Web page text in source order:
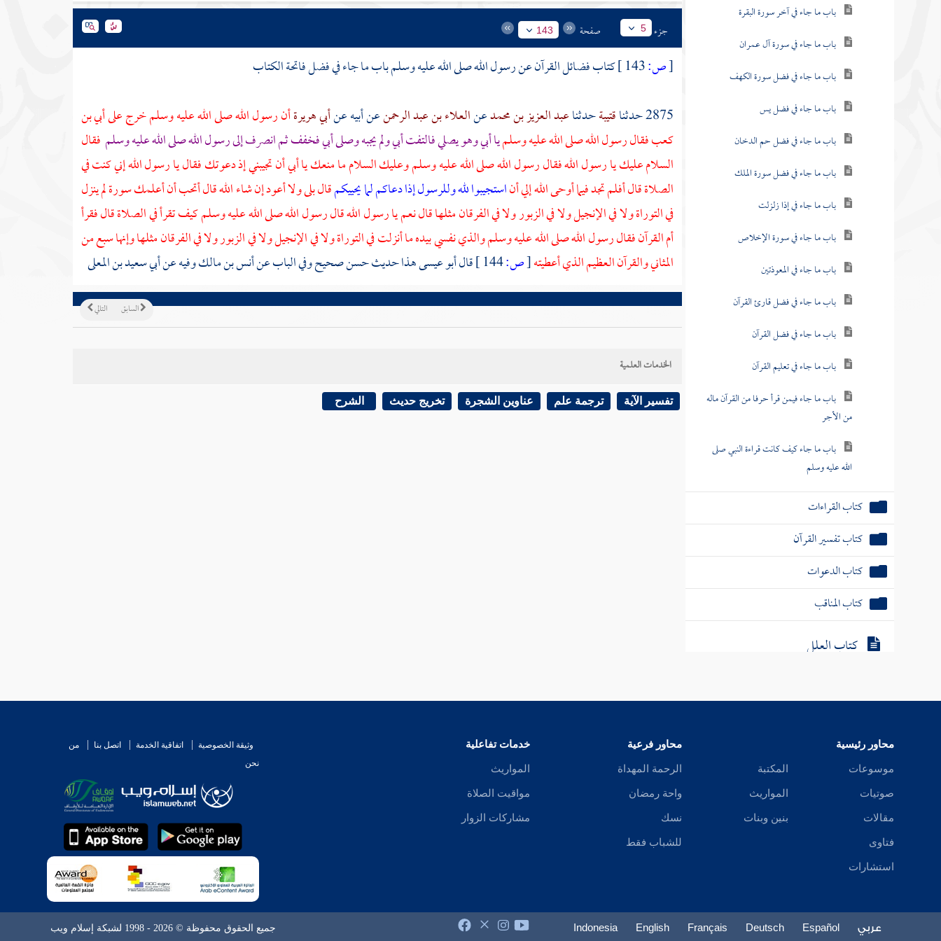
باب ما جاء في آخر سورة البقرة
باب ما جاء في سورة آل عمران
باب ما جاء في فضل سورة الكهف
باب ما جاء في فضل يس
باب ما جاء في فضل حم الدخان
باب ما جاء في فضل سورة الملك
باب ما جاء في إذا زلزلت
باب ما جاء في سورة الإخلاص
باب ما جاء في المعوذتين
باب ما جاء في فضل قارئ القرآن
باب ما جاء في فضل القرآن
باب ما جاء في تعليم القرآن
باب ما جاء فيمن قرأ حرفا من القرآن ماله
من الأجر
باب ما جاء كيف كانت قراءة النبي صلى
الله عليه وسلم
كتاب القراءات
كتاب تفسير القرآن
كتاب الدعوات
كتاب المناقب
كتاب العلل
جزء 5 صفحة 143
[ص:
كتاب فضائل القرآن عن رسول الله صلى الله عليه وسلم باب ما جاء في فضل فاتحة الكتاب
2875 حدثنا
قتيبةحدثناعبد العزيز بن محمدعنالعلاء بن عبد الرحمنعنأبيهعنأبي هريرةأن رسول الله صلى الله عليه وسلم خرج علىأبي بن
كعبفقال رسول الله صلى الله عليه وسلمياأبيوهو يصلي فالتفتأبيولم يجبه وصلىأبيفخفف ثم انصرف إلى رسول الله صلى الله عليه وسلم فقال
السلام عليك يا رسول الله فقال رسول الله صلى الله عليه وسلم وعليك السلام ما منعك ياأبيأن تجيبني إذ دعوتك فقال يا رسول الله إني كنت في
الصلاة قال أفلم تجد فيما أوحى الله إلي أناستجيبوا لله وللرسول إذا دعاكم لما يحييكمقال بلى ولا أعود إن شاء الله قال أتحب أن أعلمك سورة لم ينزل
في التوراة ولا في الإنجيل ولا في الزبور ولا في الفرقان مثلها قال نعم يا رسول الله قال رسول الله صلى الله عليه وسلم كيف تقرأ في الصلاة قال فقرأ
أم القرآن فقال رسول الله صلى الله عليه وسلم والذي نفسي بيده ما أنزلت في التوراة ولا في الإنجيل ولا في الزبور ولا في الفرقان مثلها وإنها سبع من
المثاني والقرآن العظيم الذي أعطيته[ص: قال أبو عيسى هذا حديث حسن صحيح وفي الباب عن أنس بن مالك وفيه عن أبي سعيد بن المعلى
التالي السابق
الخدمات العلمية
تفسير الآية ترجمة علم عناوين الشجرة تخريج حديث الشرح
محاور رئيسية
موسوعات
صوتيات
مقالات
فتاوى
استشارات
المكتبة
المواريث
بنين وبنات
محاور فرعية
الرحمة المهداة
واحة رمضان
نسك
للشباب فقط
خدمات تفاعلية
المواريث
مواقيت الصلاة
مشاركات الزوار
وثيقة الخصوصية اتفاقية الخدمة اتصل بنا
من
نحن
عربي Español
Deutsch
Français
English
Indonesia جميع الحقوق محفوظة © 2026 - 1998 لشبكة إسلام ويب